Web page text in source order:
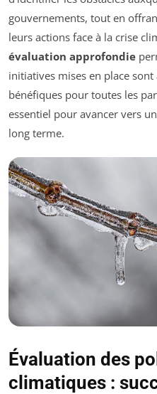
gouvernements, tout en
leurs actions face à la crise
évaluation approfondie
initiatives mises en place
bénéfiques pour toutes les
essentiel pour avancer vers
long terme.
Évaluation des
climatiques :